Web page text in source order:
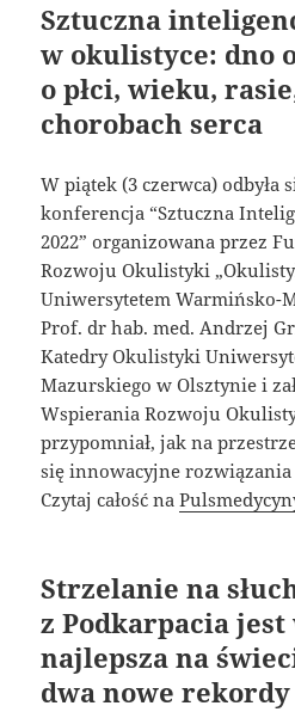
Sztuczna
w okulistyce: dno
o płci, wieku,
chorobach serca
W piątek (3 czerwca) odbyła
konferencja “Sztuczna
2022” organizowana przez
Rozwoju Okulistyki
Uniwersytetem Warmińsko-
Prof. dr hab. med. Andrzej
Katedry Okulistyki
Mazurskiego w Olsztynie i
Wspierania Rozwoju
przypomniał, jak na
się innowacyjne
Czytaj całość na
Strzelanie na
z Podkarpacia
najlepsza na
dwa nowe rekordy